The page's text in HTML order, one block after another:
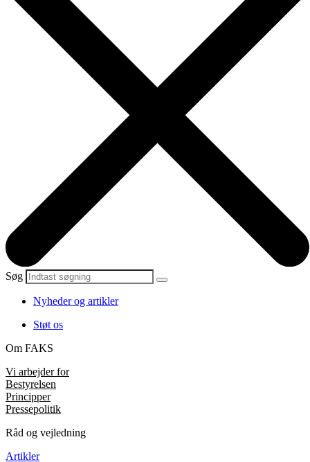
Søg
Nyheder og artikler
Støt os
Om FAKS
Vi arbejder for
Bestyrelsen
Principper
Pressepolitik
Råd og vejledning
Artikler